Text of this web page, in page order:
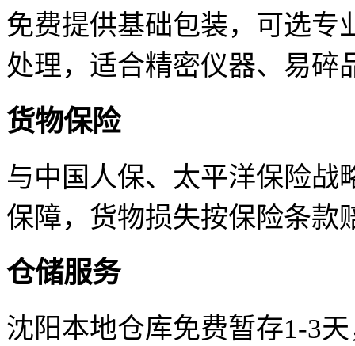
免费提供基础包装，可选专
处理，适合精密仪器、易碎
货物保险
与中国人保、太平洋保险战
保障，货物损失按保险条款
仓储服务
沈阳本地仓库免费暂存1-3